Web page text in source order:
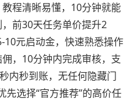
程清晰易懂，10分钟就能
前30天任务单价提升2
10元启动金，快速熟悉操作
，10分钟内完成审核，支
内秒到账，无任何隐藏门
选择“官方推荐”的高价任